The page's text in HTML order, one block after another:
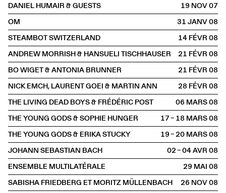
DANIEL HUMAIR & GUESTS
19 NOV2007
OM
31 JANV2008
STEAMBOT SWITZERLAND
14 FÉVR2008
ANDREW MORRISH & HANSUELI TISCHHAUSER
21 FÉVR2008
BO WIGET & ANTONIA BRUNNER
21 FÉVR2008
NICK EMCH, LAURENT GOEI & MARTIN ANN
28 FÉVR2008
THE LIVING DEAD BOYS & FRÉDÉRIC POST
06 MARS2008
THE YOUNG GODS & SOPHIE HUNGER
17 – 18 MARS2008
THE YOUNG GODS & ERIKA STUCKY
19 – 20 MARS2008
JOHANN SEBASTIAN BACH
02 – 04 AVR2008
ENSEMBLE MULTILATÉRALE
29 MAI2008
SABISHA FRIEDBERG ET MORITZ MÜLLENBACH
26 NOV2008